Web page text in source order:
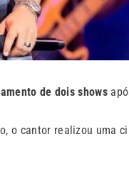
de dois shows
o cantor realizou uma